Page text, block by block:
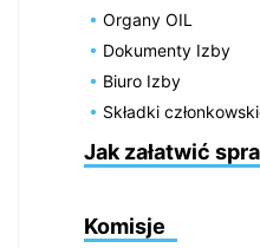
Organy OIL
Dokumenty Izby
Biuro Izby
Składki
Jak załatwić
Komisje